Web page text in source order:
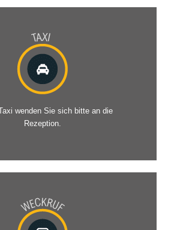
wenden Sie sich bitte an die
Rezeption.